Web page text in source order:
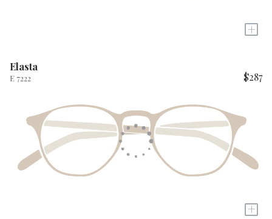
+
Elasta
E 7222 $287
+